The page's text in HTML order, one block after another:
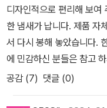
디자인적으로 편리해 보여
한 냄새가 납니다. 제품 자
서 다시 봉해 놓았습니다.
에 민감하신 분들은 참고
공감 (7) 댓글 (0)